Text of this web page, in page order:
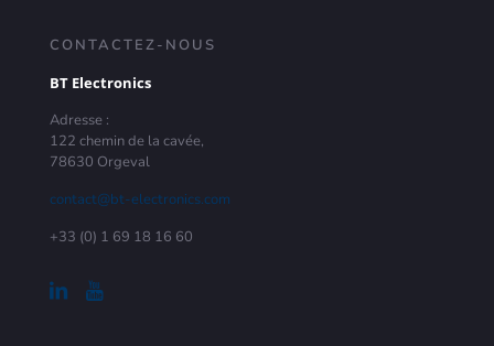
CONTACTEZ-NOUS
BT Electronics
Adresse :
122 chemin de la cavée,
78630 Orgeval
contact@bt-electronics.com
+33 (0) 1 69 18 16 60